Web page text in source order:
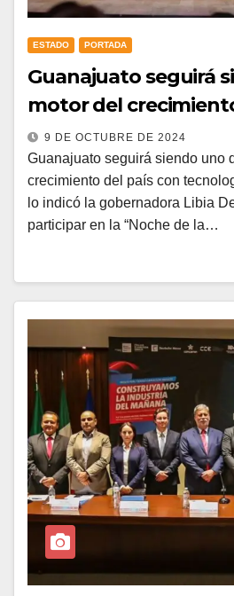
ESTADO PORTADA
Guanajuato seguirá
motor del
9 DE OCTUBRE DE 2024
Guanajuato seguirá siendo uno
crecimiento del país con
lo indicó la gobernadora Libia
participar en la “Noche de la…